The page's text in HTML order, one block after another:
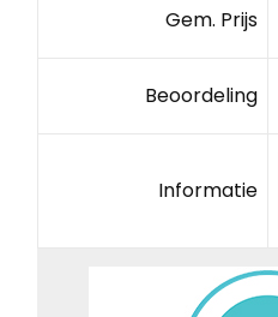
Gem. Prijs
Beoordeling
Informatie